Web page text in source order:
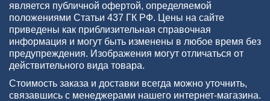
является публичной офертой, определяемой
положениями Статьи 437 ГК РФ. Цены на сайте
приведены как приблизительная справочная
информация и могут быть изменены в любое время без
предупреждения. Изображения могут отличаться от
действительного вида товара.
Стоимость заказа и доставки всегда можно уточнить,
связавшись с менеджерами нашего интернет-магазина.